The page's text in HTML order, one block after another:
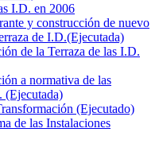
I.D. en 2006
y construcción de nuevo
de I.D.(Ejecutada)
de la Terraza de las I.D.
a normativa de las
(Ejecutada)
(Ejecutado)
de las Instalaciones